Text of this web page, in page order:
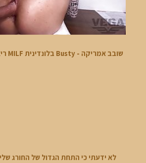
שובב אמריקה - Busty בלונדינית MILF ריאן קונר זיונים ריאן
לא ידעתי כי התחת הגדול של החורג